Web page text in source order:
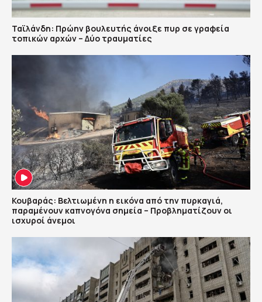
Ταϊλάνδη: Πρώην βουλευτής άνοιξε πυρ σε γραφεία
τοπικών αρχών – Δύο τραυματίες
Κουβαράς: Βελτιωμένη η εικόνα από την πυρκαγιά,
παραμένουν καπνογόνα σημεία – Προβληματίζουν οι
ισχυροί άνεμοι